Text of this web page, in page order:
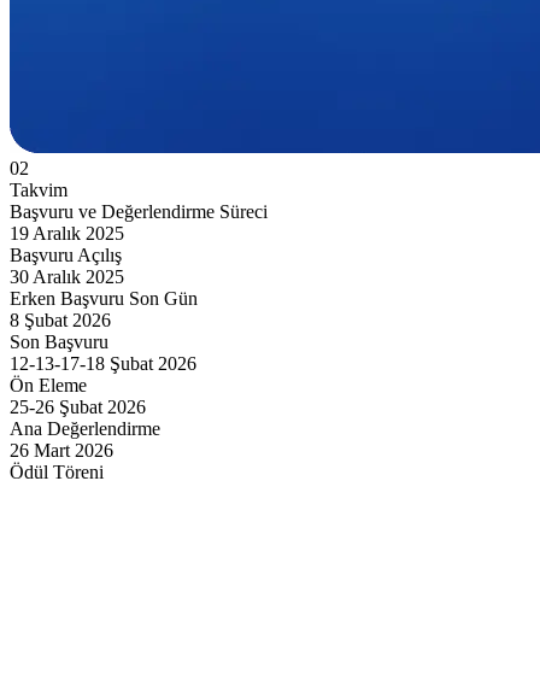
02
Takvim
Başvuru ve Değerlendirme Süreci
19 Aralık 2025
Başvuru Açılış
30 Aralık 2025
Erken Başvuru Son Gün
8 Şubat 2026
Son Başvuru
12-13-17-18 Şubat 2026
Ön Eleme
25-26 Şubat 2026
Ana Değerlendirme
26 Mart 2026
Ödül Töreni